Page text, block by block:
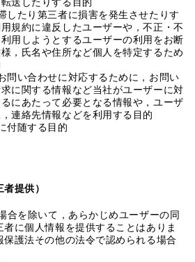
送したりする目的
したり第三者に損害を発生させたりす
規約に違反したユーザーや，不正・不
用しようとするユーザーの利用をお断
，氏名や住所など個人を特定するため
問い合わせに対応するために，お問い
に関する情報など当社がユーザーに対
にあたって必要となる情報や，ユーザ
連絡先情報などを利用する目的
付随する目的
提供）
合を除いて，あらかじめユーザーの同
に個人情報を提供することはありま
護法その他の法令で認められる場合